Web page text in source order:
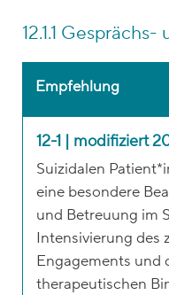
12.1.1
Empfehlung
12-1 | modifiziert
Suizidalen
eine besondere
und Betreuung im
Intensivierung des
Engagements und
therapeutischen